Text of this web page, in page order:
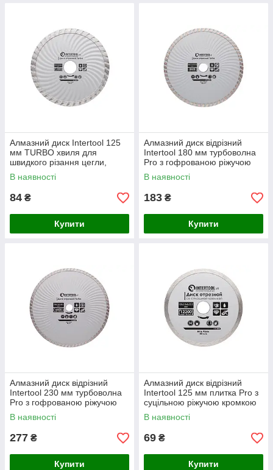
Алмазний диск Intertool 125
мм TURBO хвиля для
швидкого різання цегли,
каменю та бетону
В наявності
84 ₴
Купити
Алмазний диск відрізний
Intertool 180 мм турбоволна
Pro з гофрованою ріжучою
кромкою для швидкого
різання каменю
В наявності
183 ₴
Купити
Алмазний диск відрізний
Intertool 230 мм турбоволна
Pro з гофрованою ріжучою
кромкою для швидкого
різання каменю
В наявності
277 ₴
Купити
Алмазний диск відрізний
Intertool 125 мм плитка Pro з
суцільною ріжучою кромкою
для акуратного різання
плитки
В наявності
69 ₴
Купити